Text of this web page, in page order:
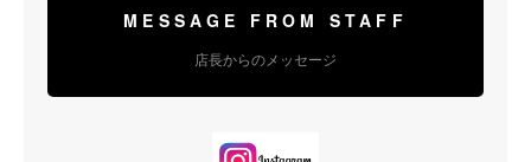
MESSAGE FROM STAFF
店長からのメッセージ